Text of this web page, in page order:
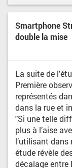
Smartphone
double la mise
La suite de
Première
représentés
dans la rue et
"Si une telle
plus à l’aise
l’utilisant dans
étude révèle
décalage entre